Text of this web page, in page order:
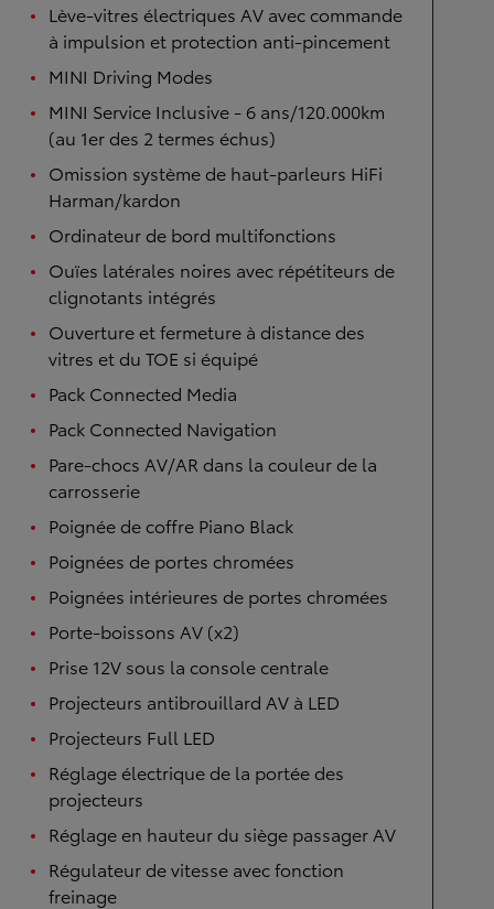
Lève-vitres électriques AV avec commande
à impulsion et protection anti-pincement
MINI Driving Modes
MINI Service Inclusive - 6 ans/120.000km
(au 1er des 2 termes échus)
Omission système de haut-parleurs HiFi
Harman/kardon
Ordinateur de bord multifonctions
Ouïes latérales noires avec répétiteurs de
clignotants intégrés
Ouverture et fermeture à distance des
vitres et du TOE si équipé
Pack Connected Media
Pack Connected Navigation
Pare-chocs AV/AR dans la couleur de la
carrosserie
Poignée de coffre Piano Black
Poignées de portes chromées
Poignées intérieures de portes chromées
Porte-boissons AV (x2)
Prise 12V sous la console centrale
Projecteurs antibrouillard AV à LED
Projecteurs Full LED
Réglage électrique de la portée des
projecteurs
Réglage en hauteur du siège passager AV
Régulateur de vitesse avec fonction
freinage